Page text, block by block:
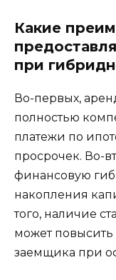
Какие
при
Во-первых,
полностью
платежи по
просрочек. Во-
финансовую
накопления
того, наличие
может повысить
заемщика при